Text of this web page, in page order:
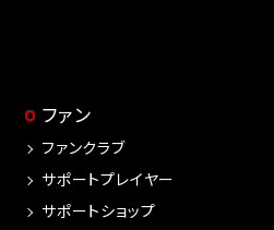
ファン
ファンクラブ
サポートプレイヤー
サポートショップ